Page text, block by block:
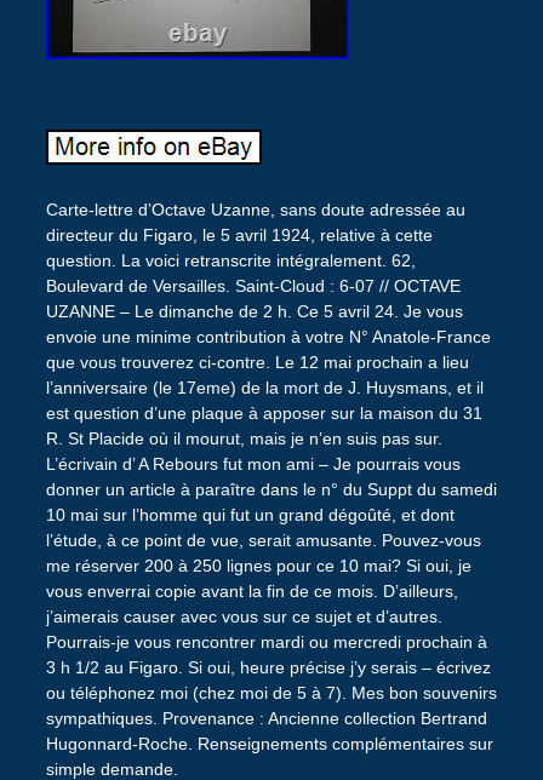
Carte-lettre d’Octave Uzanne, sans doute adressée au
directeur du Figaro, le 5 avril 1924, relative à cette
question. La voici retranscrite intégralement. 62,
Boulevard de Versailles. Saint-Cloud : 6-07 // OCTAVE
UZANNE – Le dimanche de 2 h. Ce 5 avril 24. Je vous
envoie une minime contribution à votre N° Anatole-France
que vous trouverez ci-contre. Le 12 mai prochain a lieu
l’anniversaire (le 17eme) de la mort de J. Huysmans, et il
est question d’une plaque à apposer sur la maison du 31
R. St Placide où il mourut, mais je n’en suis pas sur.
L’écrivain d’ A Rebours fut mon ami – Je pourrais vous
donner un article à paraître dans le n° du Suppt du samedi
10 mai sur l’homme qui fut un grand dégoûté, et dont
l’étude, à ce point de vue, serait amusante. Pouvez-vous
me réserver 200 à 250 lignes pour ce 10 mai? Si oui, je
vous enverrai copie avant la fin de ce mois. D’ailleurs,
j’aimerais causer avec vous sur ce sujet et d’autres.
Pourrais-je vous rencontrer mardi ou mercredi prochain à
3 h 1/2 au Figaro. Si oui, heure précise j’y serais – écrivez
ou téléphonez moi (chez moi de 5 à 7). Mes bon souvenirs
sympathiques. Provenance : Ancienne collection Bertrand
Hugonnard-Roche. Renseignements complémentaires sur
simple demande.